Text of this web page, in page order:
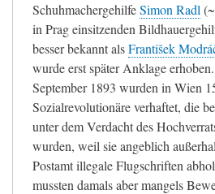
SchuhmachergehilfeSimon Radl
in Prag einsitzenden
besser bekannt alsFrantišek
wurde erst später Anklage
September 1893 wurden in Wien
Sozialrevolutionäre verhaftet, die
unter dem Verdacht des
wurden, weil sie angeblich
Postamt illegale Flugschriften
mussten damals aber mangels